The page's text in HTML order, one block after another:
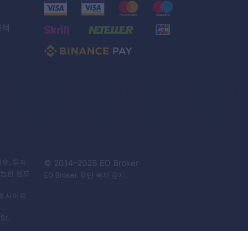
, 투자
한 용도
사이트
© 2014– 2026 EO Broker
EO Broker . 무단 복제 금지.